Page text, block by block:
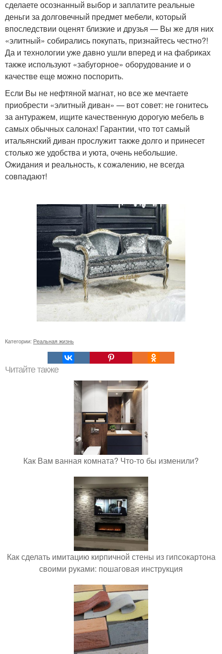
сделаете осознанный выбор и заплатите реальные
деньги за долговечный предмет мебели, который
впоследствии оценят близкие и друзья — Вы же для них
«элитный» собирались покупать, признайтесь честно?!
Да и технологии уже давно ушли вперед и на фабриках
также используют «забугорное» оборудование и о
качестве еще можно поспорить.
Если Вы не нефтяной магнат, но все же мечтаете
приобрести «элитный диван» — вот совет: не гонитесь
за антуражем, ищите качественную дорогую мебель в
самых обычных салонах! Гарантии, что тот самый
итальянский диван прослужит также долго и принесет
столько же удобства и уюта, очень небольшие.
Ожидания и реальность, к сожалению, не всегда
совпадают!
Категории: Реальная жизнь
Читайте также
Как Вам ванная комната? Что-то бы изменили?
Как сделать имитацию кирпичной стены из гипсокартона
своими руками: пошаговая инструкция